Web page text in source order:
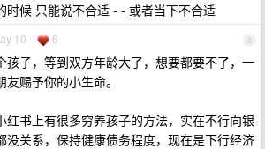
时候 只能说不合适 - - 或者当下不合适
8
10 6
孩子，等到双方年龄大了，想要都要不了，一
赐予你的小生命。
红书上有很多穷养孩子的方法，实在不行向银
没关系，保持健康债务程度，现在是下行经济